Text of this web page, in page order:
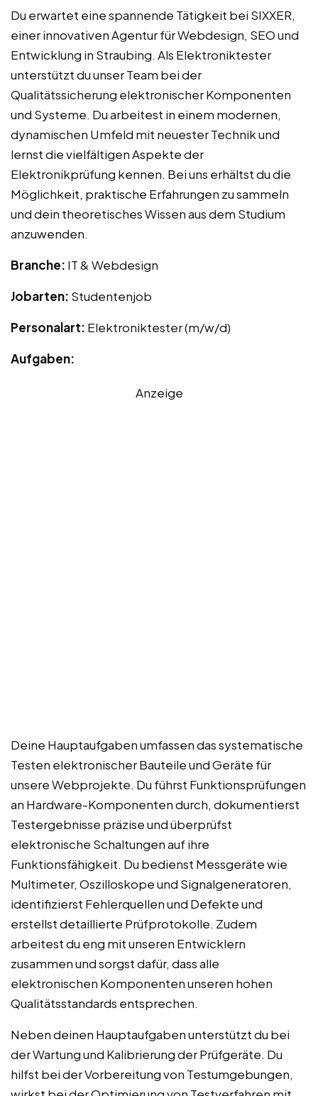
Du erwartet eine spannende Tätigkeit bei SIXXER,
einer innovativen Agentur für Webdesign, SEO und
Entwicklung in Straubing. Als Elektroniktester
unterstützt du unser Team bei der
Qualitätssicherung elektronischer Komponenten
und Systeme. Du arbeitest in einem modernen,
dynamischen Umfeld mit neuester Technik und
lernst die vielfältigen Aspekte der
Elektronikprüfung kennen. Bei uns erhältst du die
Möglichkeit, praktische Erfahrungen zu sammeln
und dein theoretisches Wissen aus dem Studium
anzuwenden.
Branche: IT & Webdesign
Jobarten: Studentenjob
Personalart: Elektroniktester (m/w/d)
Aufgaben:
Anzeige
Deine Hauptaufgaben umfassen das systematische
Testen elektronischer Bauteile und Geräte für
unsere Webprojekte. Du führst Funktionsprüfungen
an Hardware-Komponenten durch, dokumentierst
Testergebnisse präzise und überprüfst
elektronische Schaltungen auf ihre
Funktionsfähigkeit. Du bedienst Messgeräte wie
Multimeter, Oszilloskope und Signalgeneratoren,
identifizierst Fehlerquellen und Defekte und
erstellst detaillierte Prüfprotokolle. Zudem
arbeitest du eng mit unseren Entwicklern
zusammen und sorgst dafür, dass alle
elektronischen Komponenten unseren hohen
Qualitätsstandards entsprechen.
Neben deinen Hauptaufgaben unterstützt du bei
der Wartung und Kalibrierung der Prüfgeräte. Du
hilfst bei der Vorbereitung von Testumgebungen,